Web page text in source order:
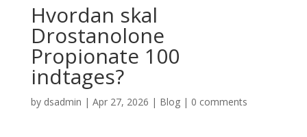
Hvordan skal
Drostanolone
Propionate 100
indtages?
by dsadmin | Apr 27, 2026 | Blog| 0 comments